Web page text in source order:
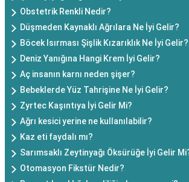
Obstetrik Renkli Nedir?
Düşmeden Kaynaklı Ağrılara Ne İyi Gelir?
Böcek Isırması Şişlik Kızarıklık Ne İyi Gelir?
Deniz Yanığına Hangi Krem İyi Gelir?
Aç insanın karnı neden şişer?
Bebeklerde Yüz Tahrişine Ne İyi Gelir?
Zyrtec Kaşıntıya İyi Gelir Mi?
Ağrı kesici yerine ne kullanılabilir?
Kaz eti faydalı mı?
Sarımsaklı Zeytinyağı Öksürüğe İyi Gelir
Otomasyon Fikstür Nedir?